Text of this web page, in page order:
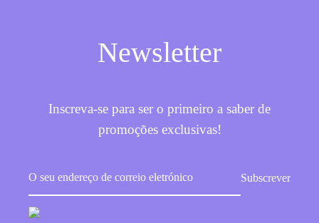
Newsletter
Inscreva-se para ser o primeiro a saber de
promoções exclusivas!